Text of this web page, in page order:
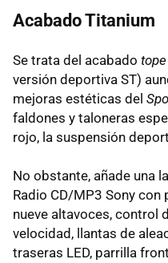
Acabado Titanium
Se trata del acabado
versión deportiva ST)
mejoras estéticas del
faldones y taloneras
rojo, la suspensión
No obstante, añade una
Radio CD/MP3 Sony con
nueve altavoces, control
velocidad, llantas de
traseras LED, parrilla